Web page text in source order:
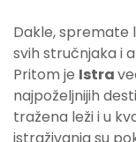
Dakle, spremate
svih stručnjaka i
Pritom je Istra
najpoželjnijih
tražena leži i u